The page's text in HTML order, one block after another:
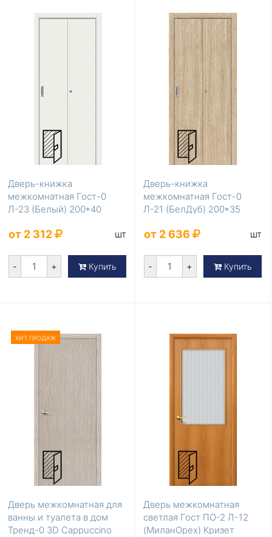
Дверь-книжка
межкомнатная Гост-0
Л-23 (Белый) 200*40
от 2 312 шт
- + Купить
Дверь-книжка
межкомнатная Гост-0
Л-21 (БелДуб) 200*35
от 2 636 шт
- + Купить
ХИТ ПРОДАЖ
Дверь межкомнатная для
ванны и туалета в дом
Тренд-0 3D Cappuccino
Дверь межкомнатная
светлая Гост ПО-2 Л-12
(МиланОрех) Кризет